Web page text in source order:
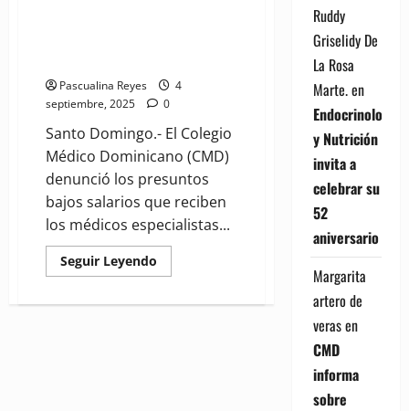
Pascualina Reyes
4
septiembre, 2025
0
Santo Domingo.- El Colegio
Médico Dominicano (CMD)
denunció los presuntos
bajos salarios que reciben
los médicos especialistas...
Seguir Leyendo
more
denuncia
Ruddy
Griselidy De
La Rosa
Marte.en
Endocrinología
y Nutrición
invita a
celebrar su
52
aniversario
Margarita
artero de
verasen
CMD
informa
sobre